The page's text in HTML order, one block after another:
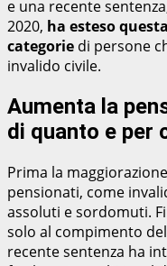
e una recente
2020, ha esteso
categorie di persone
invalido civile.
Aumenta la
di quanto e per
Prima la
pensionati, come
assoluti e sordomuti.
solo al compimento
recente sentenza ha